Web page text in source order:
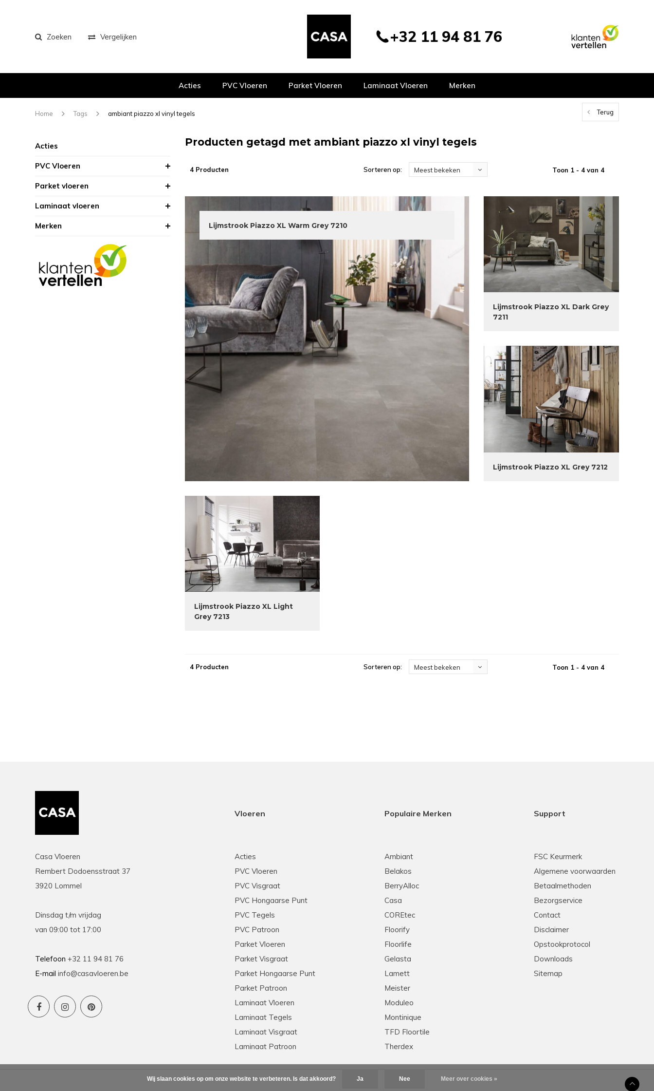
Zoeken Vergelijken +32 11 94 81 76
Acties PVC Vloeren Parket Vloeren Laminaat Vloeren Merken
Home Tags ambiant piazzo xl vinyl tegels Terug
Acties
PVC Vloeren
Parket vloeren
Laminaat vloeren
Merken
Producten getagd met ambiant piazzo xl vinyl tegels
4 Producten Sorteren op: Meest bekeken Toon 1 - 4 van 4
Lijmstrook Piazzo XL Warm Grey 7210
Lijmstrook Piazzo XL Dark Grey
7211
Lijmstrook Piazzo XL Grey 7212
Lijmstrook Piazzo XL Light
Grey 7213
4 Producten Sorteren op: Meest bekeken Toon 1 - 4 van 4
Casa Vloeren
Rembert Dodoensstraat 37
3920 Lommel
Dinsdag t/m vrijdag
van 09:00 tot 17:00
Telefoon +32 11 94 81 76
E-mail info@casavloeren.be
Vloeren
Acties
PVC Vloeren
PVC Visgraat
PVC Hongaarse Punt
PVC Tegels
PVC Patroon
Parket Vloeren
Parket Visgraat
Parket Hongaarse Punt
Parket Patroon
Laminaat Vloeren
Laminaat Tegels
Laminaat Visgraat
Laminaat Patroon
Populaire Merken
Ambiant
Belakos
BerryAlloc
Casa
COREtec
Floorify
Floorlife
Gelasta
Lamett
Meister
Moduleo
Montinique
TFD Floortile
Therdex
Support
FSC Keurmerk
Algemene voorwaarden
Betaalmethoden
Bezorgservice
Contact
Disclaimer
Opstookprotocol
Downloads
Sitemap
Wij slaan cookies op om onze website te verbeteren. Is dat akkoord? Ja Nee Meer over cookies »